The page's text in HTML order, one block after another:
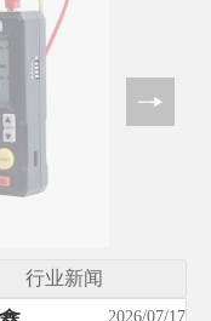
行业新闻
2026/07/17
2026/07/21